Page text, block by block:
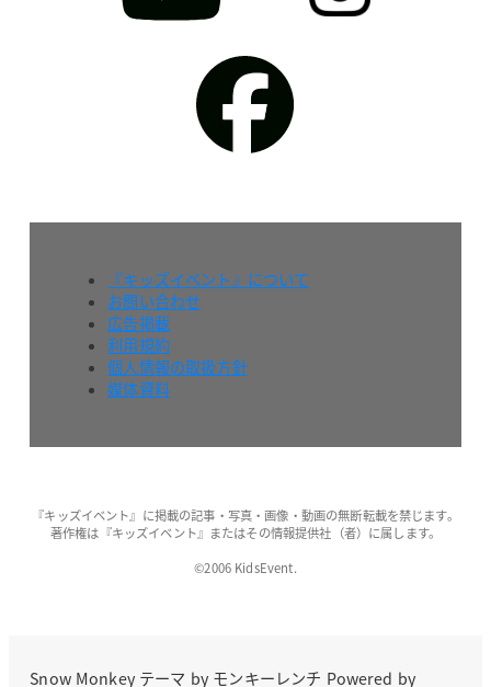
『キッズイベント』について
お問い合わせ
広告掲載
利用規約
個人情報の取扱方針
媒体資料
『キッズイベント』に掲載の記事・写真・画像・動画の無断転載を禁じます。
著作権は『キッズイベント』またはその情報提供社（者）に属します。
©2006 KidsEvent.
Snow Monkeyテーマ by モンキーレンチ Powered by